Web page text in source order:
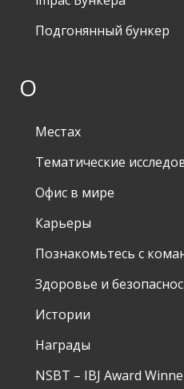
Подгонянный бункер
О
Местах
Тематические
Офис в мире
Карьеры
Познакомьтесь с
Здоровье и
Истории
Награды
NSBT – IBJ Award